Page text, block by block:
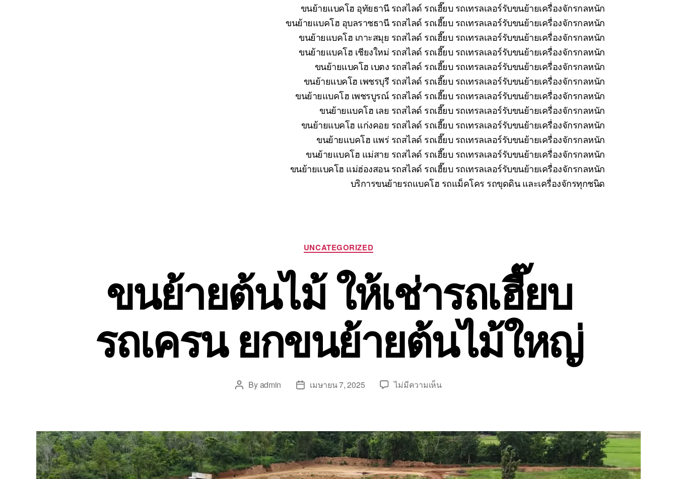
ขนย้ายแบคโฮ อุทัยธานี รถสไลด์ รถเฮี๊ยบ รถเทรลเลอร์รับขนย้ายเครื่องจักรกลหนัก
ขนย้ายแบคโฮ อุบลราชธานี รถสไลด์ รถเฮี๊ยบ รถเทรลเลอร์รับขนย้ายเครื่องจักรกลหนัก
ขนย้ายแบคโฮ เกาะสมุย รถสไลด์ รถเฮี๊ยบ รถเทรลเลอร์รับขนย้ายเครื่องจักรกลหนัก
ขนย้ายแบคโฮ เชียงใหม่ รถสไลด์ รถเฮี๊ยบ รถเทรลเลอร์รับขนย้ายเครื่องจักรกลหนัก
ขนย้ายแบคโฮ เบตง รถสไลด์ รถเฮี๊ยบ รถเทรลเลอร์รับขนย้ายเครื่องจักรกลหนัก
ขนย้ายแบคโฮ เพชรบุรี รถสไลด์ รถเฮี๊ยบ รถเทรลเลอร์รับขนย้ายเครื่องจักรกลหนัก
ขนย้ายแบคโฮ เพชรบูรณ์ รถสไลด์ รถเฮี๊ยบ รถเทรลเลอร์รับขนย้ายเครื่องจักรกลหนัก
ขนย้ายแบคโฮ เลย รถสไลด์ รถเฮี๊ยบ รถเทรลเลอร์รับขนย้ายเครื่องจักรกลหนัก
ขนย้ายแบคโฮ แก่งคอย รถสไลด์ รถเฮี๊ยบ รถเทรลเลอร์รับขนย้ายเครื่องจักรกลหนัก
ขนย้ายแบคโฮ แพร่ รถสไลด์ รถเฮี๊ยบ รถเทรลเลอร์รับขนย้ายเครื่องจักรกลหนัก
ขนย้ายแบคโฮ แม่สาย รถสไลด์ รถเฮี๊ยบ รถเทรลเลอร์รับขนย้ายเครื่องจักรกลหนัก
ขนย้ายแบคโฮ แม่ฮ่องสอน รถสไลด์ รถเฮี๊ยบ รถเทรลเลอร์รับขนย้ายเครื่องจักรกลหนัก
บริการขนย้ายรถแบคโฮ รถแม็คโคร รถขุดดิน และเครื่องจักรทุกชนิด
Categories
UNCATEGORIZED
ขนย้ายต้นไม้ ให้เช่ารถเฮี๊ยบ
รถเครน ยกขนย้ายต้นไม้ใหญ่
Post
Byadmin
Postเมษายน 7, 2025 ไม่มีความเห็นบน
ให้
เช่า
รถ
เฮี๊ยบ